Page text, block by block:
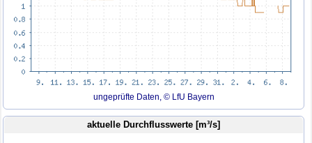
ungeprüfte Daten, © LfU Bayern
aktuelle Durchflusswerte [m³/s]